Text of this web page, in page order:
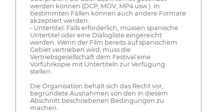
werden können (DCP, MOV, MP4 usw.). In
bestimmten Fällen können auch andere Formate
akzeptiert werden.
- Untertitel: Falls erforderlich, müssen spanische
Untertitel oder eine Dialogliste eingereicht
werden. Wenn der Film bereits auf spanischem
Gebiet vertrieben wird, muss die
Vertriebsgesellschaft dem Festival eine
Vorführkopie mit Untertiteln zur Verfügung
stellen.
Die Organisation behält sich das Recht vor,
begründete Ausnahmen von den in diesem
Abschnitt beschriebenen Bedingungen zu
machen.